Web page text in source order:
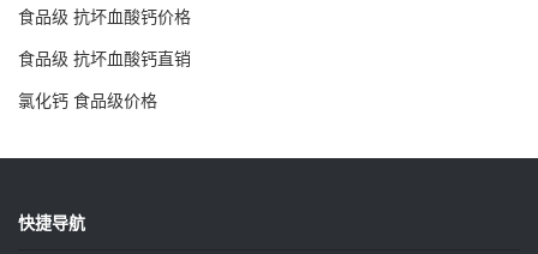
食品级 抗坏血酸钙价格
食品级 抗坏血酸钙直销
氯化钙 食品级价格
快捷导航